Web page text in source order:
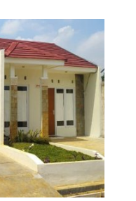
Lanjutkan